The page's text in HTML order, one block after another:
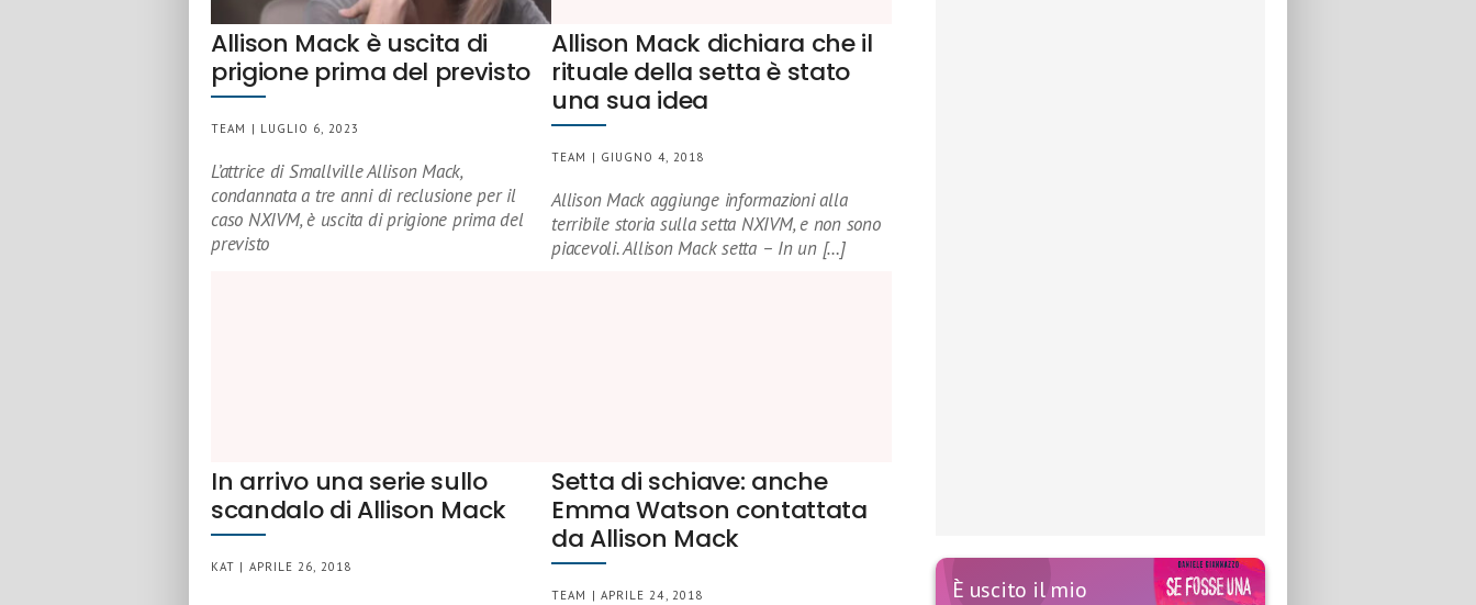
Allison Mack è uscita di
prigione prima del previsto
TEAM | LUGLIO 6, 2023
L’attrice di Smallville Allison Mack,
condannata a tre anni di reclusione per il
caso NXIVM, è uscita di prigione prima del
previsto
Allison Mack dichiara che il
rituale della setta è stato
una sua idea
TEAM | GIUGNO 4, 2018
Allison Mack aggiunge informazioni alla
terribile storia sulla setta NXIVM, e non sono
piacevoli. Allison Mack setta – In un […]
In arrivo una serie sullo
scandalo di Allison Mack
KAT | APRILE 26, 2018
Setta di schiave: anche
Emma Watson contattata
da Allison Mack
TEAM | APRILE 24, 2018
È uscito il mio